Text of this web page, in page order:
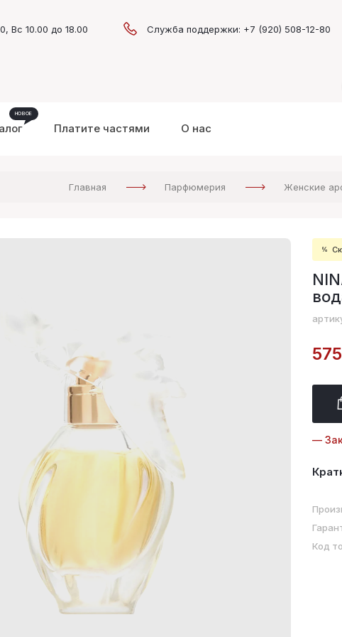
Вс 10.00 до 18.00 Служба поддержки: +7 (920) 508-12-80
Платите частями О нас
Главная Парфюмерия Женские
—
Код